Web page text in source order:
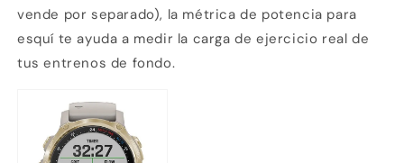
vende por separado), la métrica de potencia para
esquí te ayuda a medir la carga de ejercicio real de
tus entrenos de fondo.